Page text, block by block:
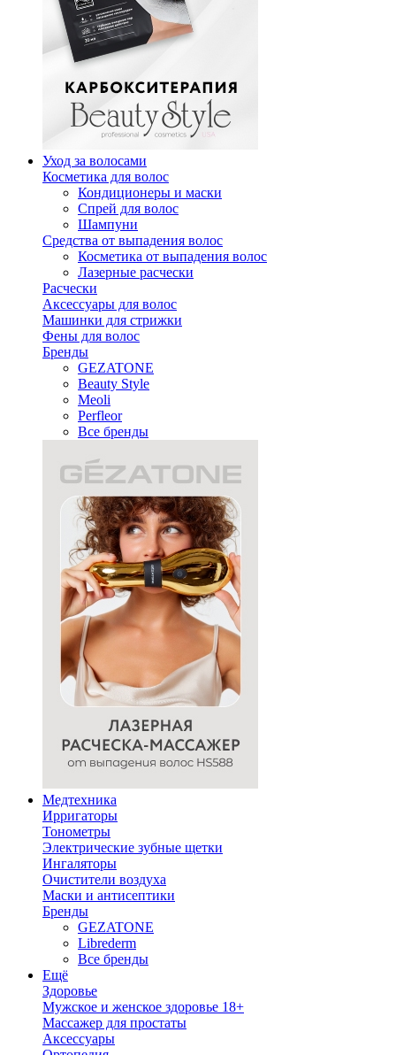
Уход за волосами
Косметика для волос
Кондиционеры и маски
Спрей для волос
Шампуни
Средства от выпадения волос
Косметика от выпадения волос
Лазерные расчески
Расчески
Аксессуары для волос
Машинки для стрижки
Фены для волос
Бренды
GEZATONE
Beauty Style
Meoli
Perfleor
Все бренды
Медтехника
Ирригаторы
Тонометры
Электрические зубные щетки
Ингаляторы
Очистители воздуха
Маски и антисептики
Бренды
GEZATONE
Librederm
Все бренды
Ещё
Здоровье
Мужское и женское здоровье 18+
Массажер для простаты
Аксессуары